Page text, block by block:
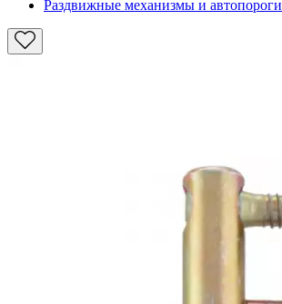
Раздвижные механизмы и автопороги